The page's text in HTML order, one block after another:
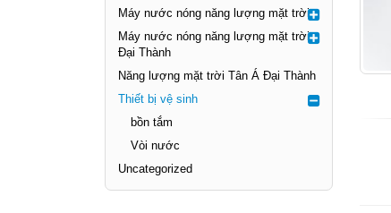
Máy nước nóng năng lượng mặt trời
Máy nước nóng năng lượng mặt trời
Đại Thành
Năng lượng mặt trời Tân Á Đại Thành
Thiết bị vệ sinh
bồn tắm
Vòi nước
Uncategorized